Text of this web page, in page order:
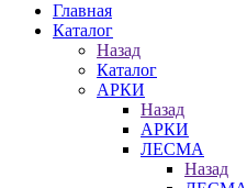
Главная
Каталог
Назад
Каталог
АРКИ
Назад
АРКИ
ЛЕСМА
Назад